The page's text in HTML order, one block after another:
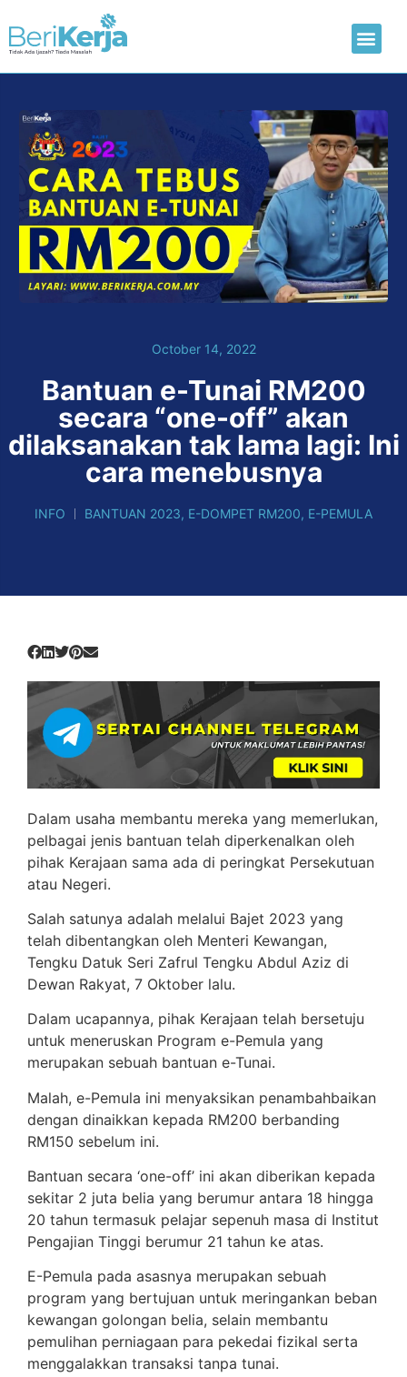
October 14, 2022
Bantuan e-Tunai RM200
secara “one-off” akan
dilaksanakan tak lama lagi: Ini
cara menebusnya
INFO BANTUAN 2023, E-DOMPET RM200, E-PEMULA
Dalam usaha membantu mereka yang memerlukan,
pelbagai jenis bantuan telah diperkenalkan oleh
pihak Kerajaan sama ada di peringkat Persekutuan
atau Negeri.
Salah satunya adalah melalui Bajet 2023 yang
telah dibentangkan oleh Menteri Kewangan,
Tengku Datuk Seri Zafrul Tengku Abdul Aziz di
Dewan Rakyat, 7 Oktober lalu.
Dalam ucapannya, pihak Kerajaan telah bersetuju
untuk meneruskan Program e-Pemula yang
merupakan sebuah bantuan e-Tunai.
Malah, e-Pemula ini menyaksikan penambahbaikan
dengan dinaikkan kepada RM200 berbanding
RM150 sebelum ini.
Bantuan secara ‘one-off’ ini akan diberikan kepada
sekitar 2 juta belia yang berumur antara 18 hingga
20 tahun termasuk pelajar sepenuh masa di Institut
Pengajian Tinggi berumur 21 tahun ke atas.
E-Pemula pada asasnya merupakan sebuah
program yang bertujuan untuk meringankan beban
kewangan golongan belia, selain membantu
pemulihan perniagaan para pekedai fizikal serta
menggalakkan transaksi tanpa tunai.